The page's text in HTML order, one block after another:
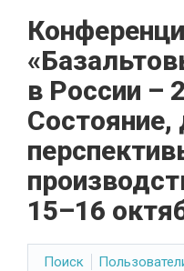
в России –
Состояние,
15–16
Поиск